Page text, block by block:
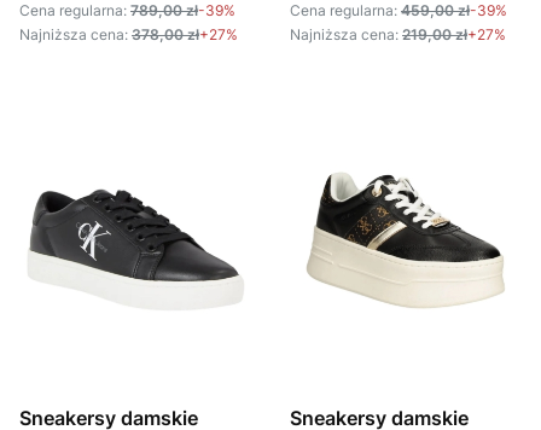
Cena regularna: 789,00 zł-39%
Najniższa cena: 378,00 zł+27%
Cena regularna: 459,00 zł-39%
Najniższa cena: 219,00 zł+27%
Sneakersy damskie Sneakersy damskie